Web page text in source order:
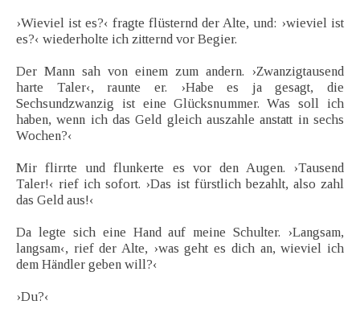
›Wieviel ist es?‹ fragte flüsternd der Alte, und: ›wieviel ist
es?‹ wiederholte ich zitternd vor Begier.
Der Mann sah von einem zum andern. ›Zwanzigtausend
harte Taler‹, raunte er. ›Habe es ja gesagt, die
Sechsundzwanzig ist eine Glücksnummer. Was soll ich
haben, wenn ich das Geld gleich auszahle anstatt in sechs
Wochen?‹
Mir flirrte und flunkerte es vor den Augen. ›Tausend
Taler!‹ rief ich sofort. ›Das ist fürstlich bezahlt, also zahl
das Geld aus!‹
Da legte sich eine Hand auf meine Schulter. ›Langsam,
langsam‹, rief der Alte, ›was geht es dich an, wieviel ich
dem Händler geben will?‹
›Du?‹